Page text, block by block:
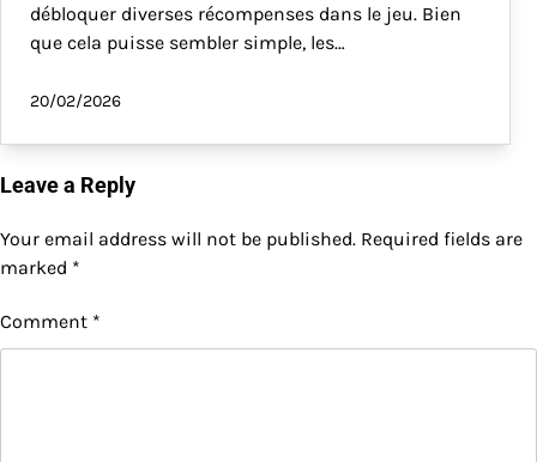
débloquer diverses récompenses dans le jeu. Bien
que cela puisse sembler simple, les…
20/02/2026
Leave a Reply
Your email address will not be published. Required fields are
marked *
Comment *